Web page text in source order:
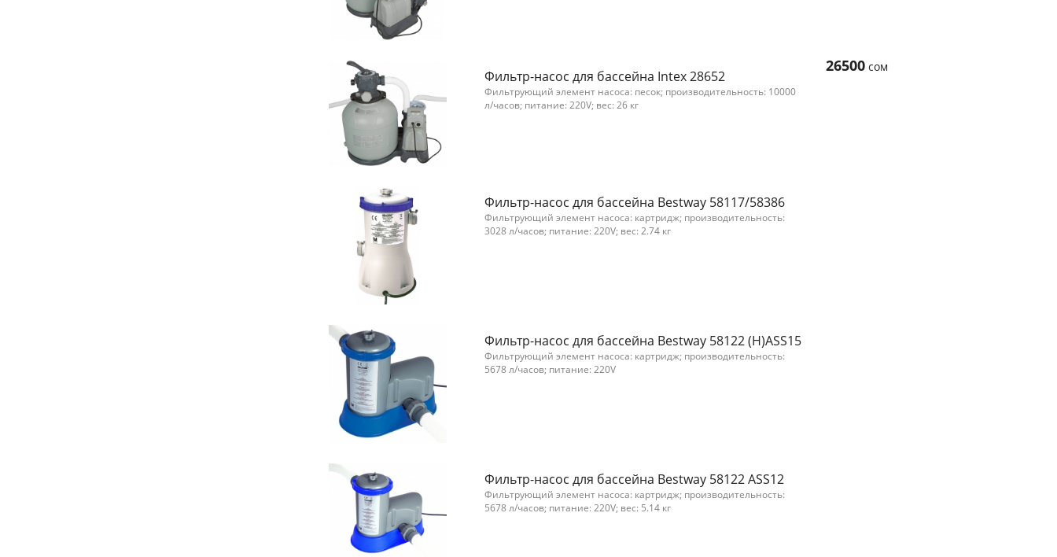
Фильтр-насос для бассейна Intex 28652
Фильтрующий элемент насоса: песок; производительность: 10000
л/часов; питание: 220V; вес: 26 кг
26500 сом
Фильтр-насос для бассейна Bestway 58117/58386
Фильтрующий элемент насоса: картридж; производительность:
3028 л/часов; питание: 220V; вес: 2.74 кг
Фильтр-насос для бассейна Bestway 58122 (H)ASS15
Фильтрующий элемент насоса: картридж; производительность:
5678 л/часов; питание: 220V
Фильтр-насос для бассейна Bestway 58122 ASS12
Фильтрующий элемент насоса: картридж; производительность:
5678 л/часов; питание: 220V; вес: 5.14 кг